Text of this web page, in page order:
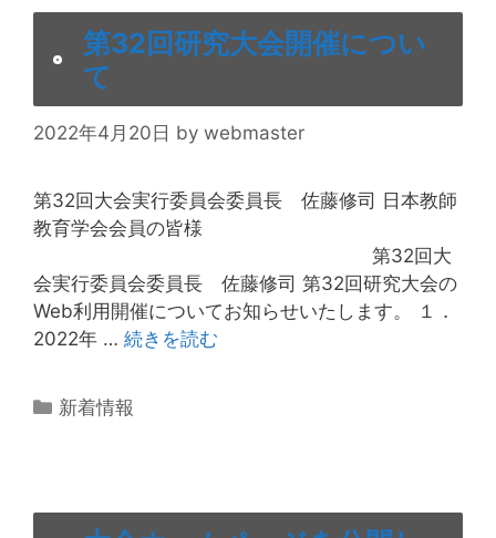
ー
第32回研究大会開催につい
て
2022年4月20日 by webmaster
第32回大会実行委員会委員長 佐藤修司 日本教師
教育学会会員の皆様
第32回大
会実行委員会委員長 佐藤修司 第32回研究大会の
Web利用開催についてお知らせいたします。 １．
2022年 … 続きを読む
カ
ー
新着情報